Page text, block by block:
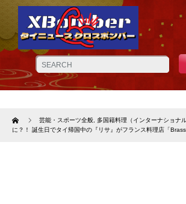
Home 芸能・スポーツ全般 多国籍料理（インターナショナル
に？！ 誕生日でタイ帰国中の『リサ』がフランス料理店「